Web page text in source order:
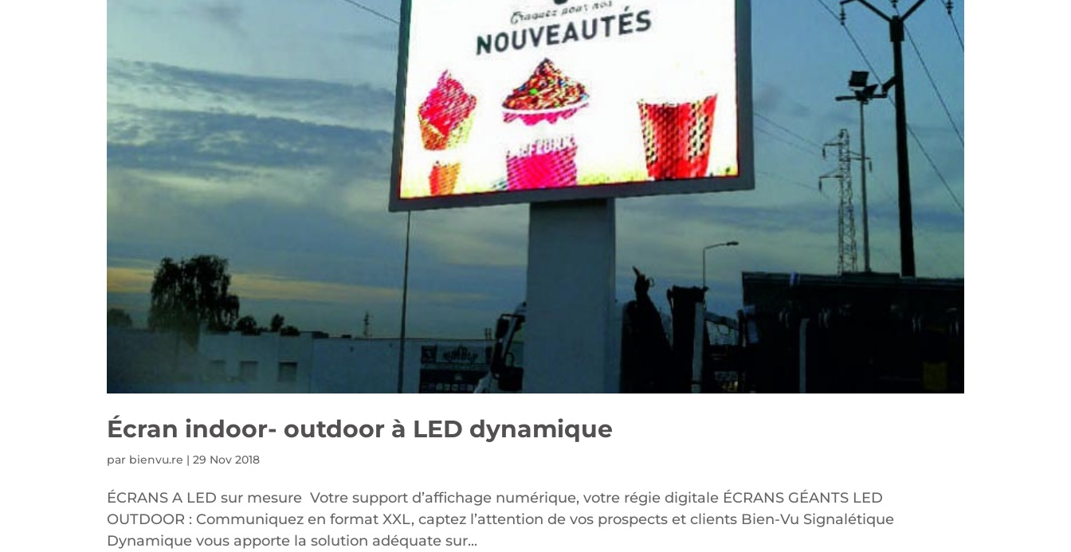
Écran indoor- outdoor à LED dynamique
par bienvu.re |29 Nov 2018
ÉCRANS A LED sur mesure Votre support d’affichage numérique, votre régie digitale ÉCRANS GÉANTS LED
OUTDOOR : Communiquez en format XXL, captez l’attention de vos prospects et clients Bien-Vu Signalétique
Dynamique vous apporte la solution adéquate sur...